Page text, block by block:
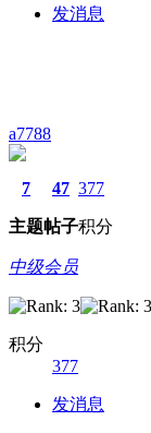
发消息
a7788
7
主题
47
帖子
377
积分
中级会员
积分
377
发消息